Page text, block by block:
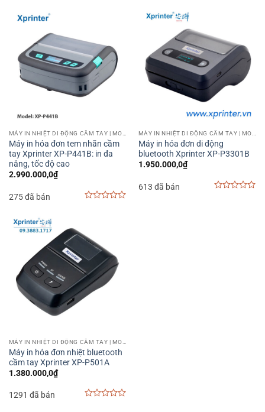
MÁY IN NHIỆT DI ĐỘNG CẦM TAY | MOBILE PRINTER
Máy in hóa đơn tem nhãn cầm
tay Xprinter XP-P441B: in đa
năng, tốc độ cao
2.990.000,0₫
275 đã bán
MÁY IN NHIỆT DI ĐỘNG CẦM TAY | MOBILE PRINTER
Máy in hóa đơn di động
bluetooth Xprinter XP-P3301B
1.950.000,0₫
613 đã bán
Máy in hóa đơn nhiệt bluetooth
cầm tay Xprinter XP-P501A
1.380.000,0₫
1291 đã bán